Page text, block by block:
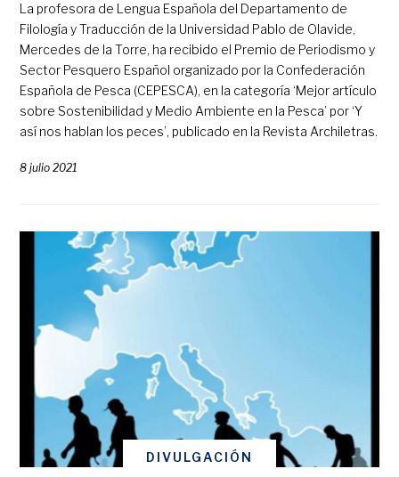
La profesora de Lengua Española del Departamento de
Filología y Traducción de la Universidad Pablo de Olavide,
Mercedes de la Torre, ha recibido el Premio de Periodismo y
Sector Pesquero Español organizado por la Confederación
Española de Pesca (CEPESCA), en la categoría ‘Mejor artículo
sobre Sostenibilidad y Medio Ambiente en la Pesca’ por ‘Y
así nos hablan los peces’, publicado en la Revista Archiletras.
8 julio 2021
DIVULGACIÓN